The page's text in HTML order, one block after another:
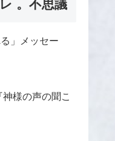
。不思議
る」メッセー
様の声の聞こ